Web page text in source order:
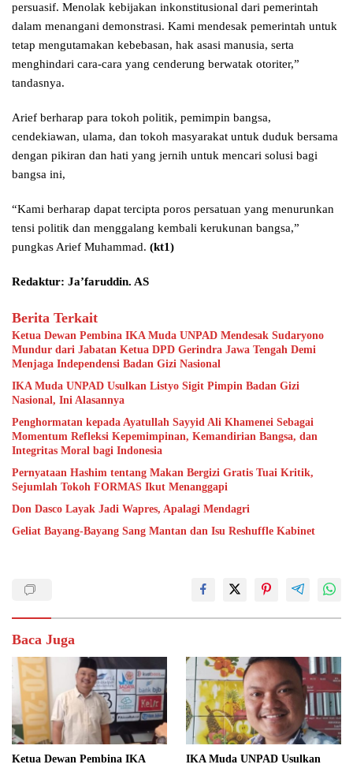
persuasif. Menolak kebijakan inkonstitusional dari pemerintah
dalam menangani demonstrasi. Kami mendesak pemerintah untuk
tetap mengutamakan kebebasan, hak asasi manusia, serta
menghindari cara-cara yang cenderung berwatak otoriter,”
tandasnya.
Arief berharap para tokoh politik, pemimpin bangsa,
cendekiawan, ulama, dan tokoh masyarakat untuk duduk bersama
dengan pikiran dan hati yang jernih untuk mencari solusi bagi
bangsa ini,
“Kami berharap dapat tercipta poros persatuan yang menurunkan
tensi politik dan menggalang kembali kerukunan bangsa,”
pungkas Arief Muhammad. (kt1)
Redaktur: Ja’faruddin. AS
Berita Terkait
Ketua Dewan Pembina IKA Muda UNPAD Mendesak Sudaryono
Mundur dari Jabatan Ketua DPD Gerindra Jawa Tengah Demi
Menjaga Independensi Badan Gizi Nasional
IKA Muda UNPAD Usulkan Listyo Sigit Pimpin Badan Gizi
Nasional, Ini Alasannya
Penghormatan kepada Ayatullah Sayyid Ali Khamenei Sebagai
Momentum Refleksi Kepemimpinan, Kemandirian Bangsa, dan
Integritas Moral bagi Indonesia
Pernyataan Hashim tentang Makan Bergizi Gratis Tuai Kritik,
Sejumlah Tokoh FORMAS Ikut Menanggapi
Don Dasco Layak Jadi Wapres, Apalagi Mendagri
Geliat Bayang-Bayang Sang Mantan dan Isu Reshuffle Kabinet
Baca Juga
Ketua Dewan Pembina IKA
IKA Muda UNPAD Usulkan